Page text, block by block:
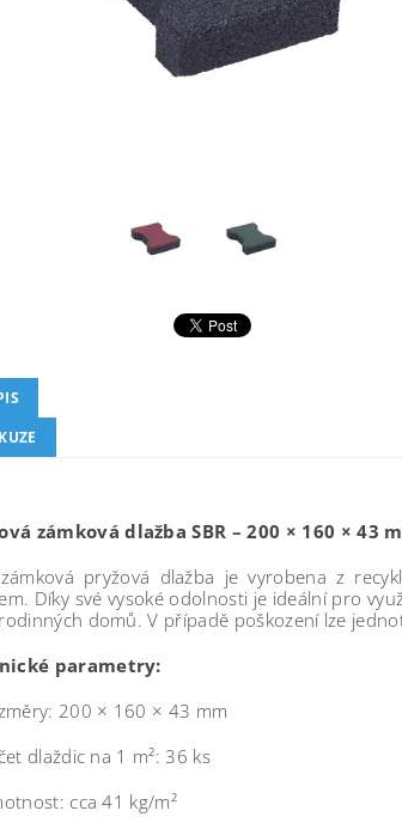
zámková dlažba SBR – 200 × 160 × 43
pryžová dlažba je vyrobena z
Díky své vysoké odolnosti je ideální pro
domů. V případě poškození lze
parametry:
200 × 160 × 43 mm
dlaždic na 1 m²: 36 ks
cca 41 kg/m²